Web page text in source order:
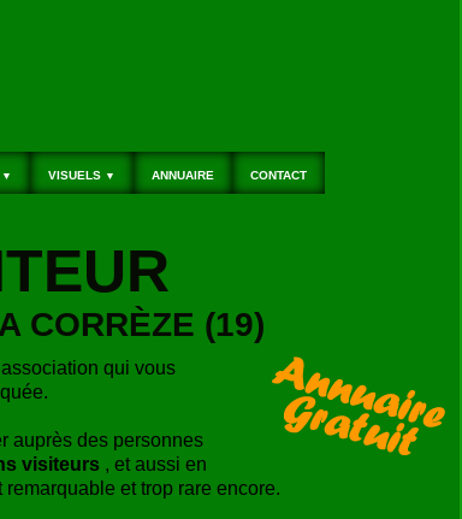
▼ VISUELS ▼ ANNUAIRE CONTACT
CORRÈZE (19)
qui vous
auprès des personnes
visiteurs , et aussi en
remarquable et trop rare encore.